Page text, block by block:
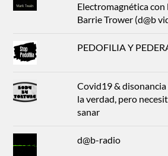
Electromagnética con
Barrie Trower (d@b
PEDOFILIA Y
Covid19 &
la verdad, pero
sanar
d@b-radio